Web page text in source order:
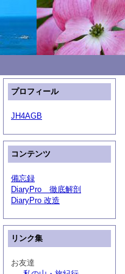
プロフィール
JH4AGB
コンテンツ
備忘録
DiaryPro 徹底解剖
DiaryPro 改造
リンク集
お友達